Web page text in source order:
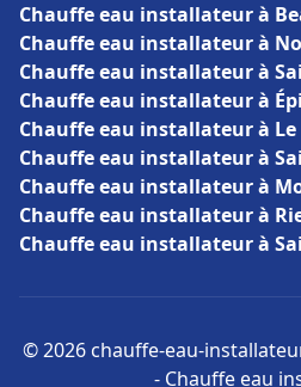
Chauffe eau installateur à
Chauffe eau installateur à
Chauffe eau installateur à
Chauffe eau installateur à
Chauffe eau installateur à Le
Chauffe eau installateur à
Chauffe eau installateur à
Chauffe eau installateur à
Chauffe eau installateur à
© 2026 chauffe-eau-
- Chauffe eau